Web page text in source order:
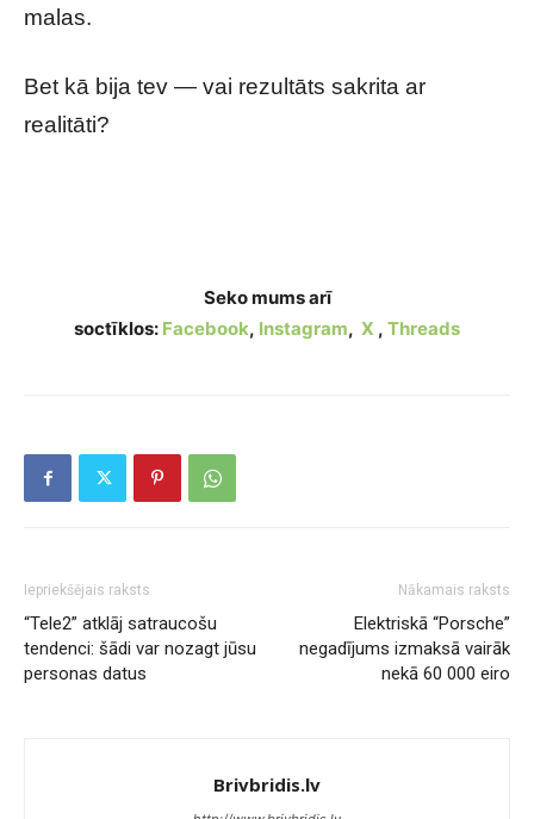
malas.
Bet kā bija tev — vai rezultāts sakrita ar
realitāti?
Seko mums arī
soctīklos: Facebook, Instagram, X , Threads
Iepriekšējais raksts
“Tele2” atklāj satraucošu
tendenci: šādi var nozagt jūsu
personas datus
Nākamais raksts
Elektriskā “Porsche”
negadījums izmaksā vairāk
nekā 60 000 eiro
Brivbridis.lv